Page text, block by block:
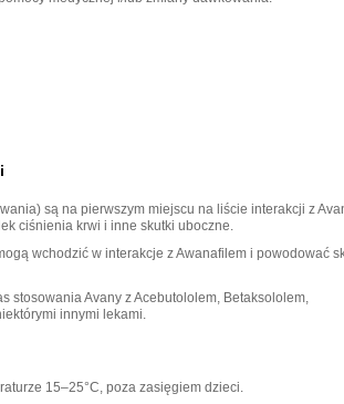
są na pierwszym miejscu na liście interakcji z
ciśnienia krwi i inne skutki uboczne.
wchodzić w interakcje z Awanafilem i powodować
stosowania Avany z Acebutololem, Betaksololem,
innymi lekami.
15–25°C, poza zasięgiem dzieci.